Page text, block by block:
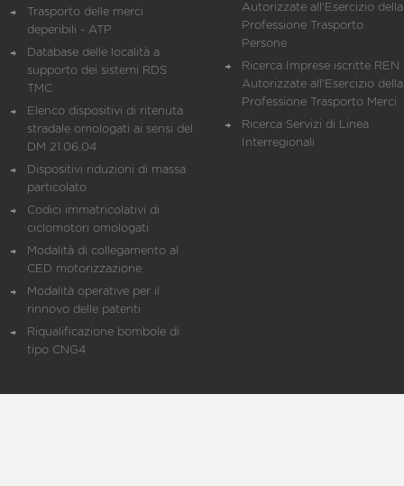
Trasporto delle merci
deperibili - ATP
Database delle località a
supporto dei sistemi RDS
TMC
Elenco dispositivi di ritenuta
stradale omologati ai sensi del
DM 21.06.04
Dispositivi riduzioni di massa
particolato
Codici immatricolativi di
ciclomotori omologati
Modalità di collegamento al
CED motorizzazione
Modalità operative per il
rinnovo delle patenti
Riqualificazione bombole di
tipo CNG4
Autorizzate all'Esercizio della
Professione Trasporto
Persone
Ricerca Imprese iscritte REN
Autorizzate all'Esercizio della
Professione Trasporto Merci
Ricerca Servizi di Linea
Interregionali